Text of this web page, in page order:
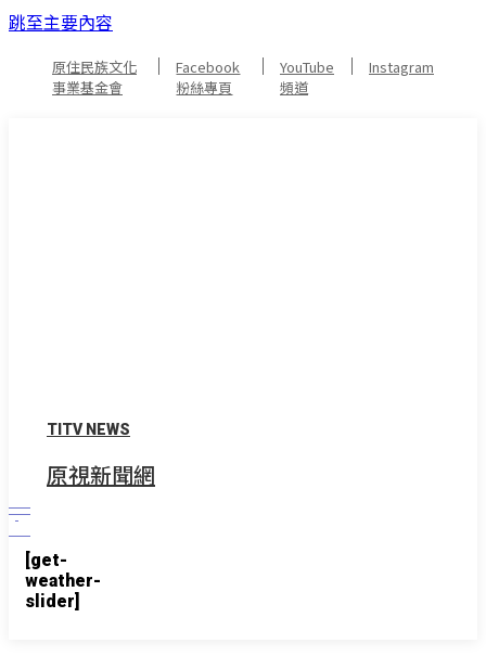
跳至主要內容
原住民族文化
事業基金會
Facebook
粉絲專頁
YouTube
頻道
Instagram
TITV NEWS
原視新聞網
[get-
weather-
slider]